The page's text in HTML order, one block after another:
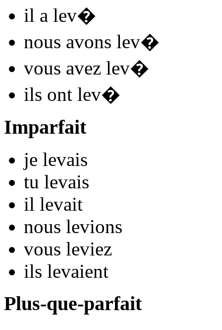
il a lev�
nous avons lev�
vous avez lev�
ils ont lev�
Imparfait
je levais
tu levais
il levait
nous levions
vous leviez
ils levaient
Plus-que-parfait